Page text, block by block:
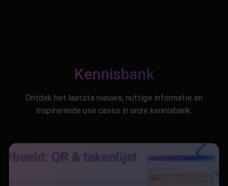
Kennisbank
Ontdek het laatste nieuws, nuttige informatie en
inspirerende use cases in onze kennisbank.